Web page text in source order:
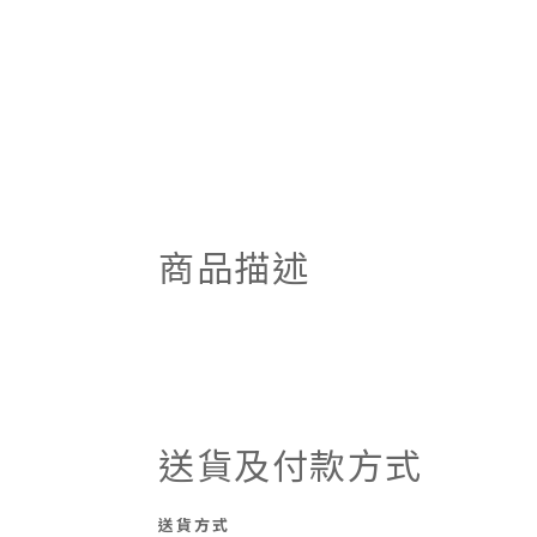
商品描述
送貨及付款方式
送貨方式